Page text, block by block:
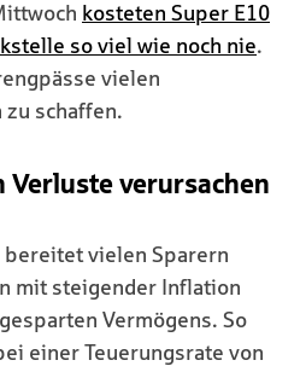
kosteten Super E10
so viel wie noch nie.
vielen
schaffen.
Verluste verursachen
bereitet vielen Sparern
mit steigender Inflation
Vermögens. So
einer Teuerungsrate von